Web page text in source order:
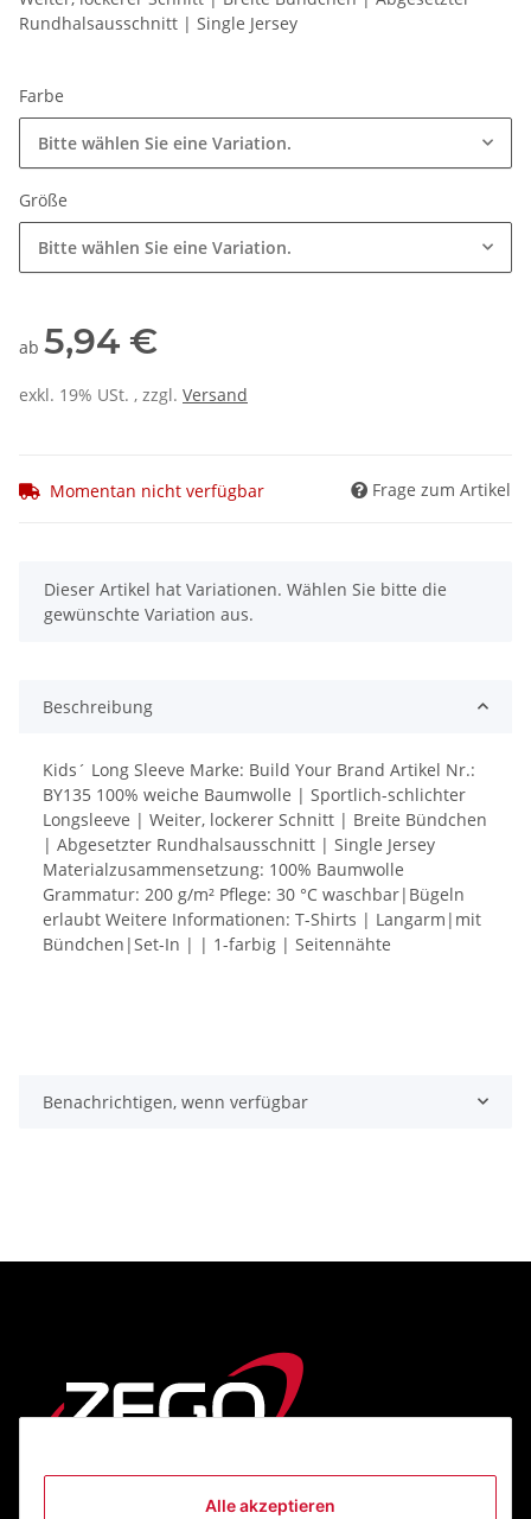
Alle akzeptieren
Rundhalsausschnitt | Single Jersey
Farbe
Bitte wählen Sie eine Variation.
Größe
Bitte wählen Sie eine Variation.
ab 5,94 €
exkl. 19% USt. , zzgl. Versand
Momentan nicht verfügbar Frage zum Artikel
x
Dieser Artikel hat Variationen. Wählen Sie bitte die
gewünschte Variation aus.
Beschreibung
Kids´ Long Sleeve Marke: Build Your Brand Artikel Nr.:
BY135 100% weiche Baumwolle | Sportlich-schlichter
Longsleeve | Weiter, lockerer Schnitt | Breite Bündchen
| Abgesetzter Rundhalsausschnitt | Single Jersey
Materialzusammensetzung: 100% Baumwolle
Grammatur: 200 g/m² Pflege: 30 °C waschbar|Bügeln
erlaubt Weitere Informationen: T-Shirts | Langarm|mit
Bündchen|Set-In | | 1-farbig | Seitennähte
Benachrichtigen, wenn verfügbar